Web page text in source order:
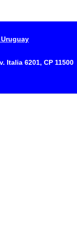
Italia 6201, CP 11500